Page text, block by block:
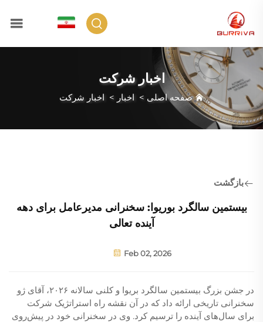
اخبار شرکت
صفحه اصلی > اخبار > اخبار شرکت
بازگشت
بیستمین سالگرد بوریوا: سخنرانی مدیرعامل برای دهه
آینده تعالی
Feb 02, 2026
در جشن بزرگ بیستمین سالگرد بریوا و کلنی سالانه ۲۰۲۶، آقای ژو
سخنرانی تاریخی ارائه داد که در آن نقشه راه استراتژیک شرکت
برای سال‌های آینده را ترسیم کرد. وی در سخنرانی خود در پیش‌روی